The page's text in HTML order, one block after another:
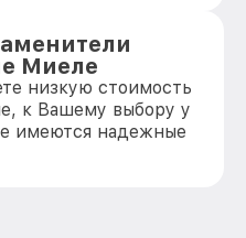
Миеле
низкую стоимость
к Вашему выбору у
имеются надежные